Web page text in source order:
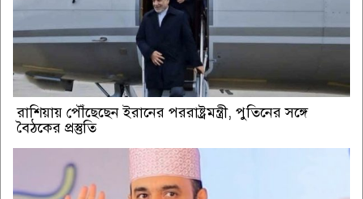
রাশিয়ায় পৌঁছেছেন ইরানের পররাষ্ট্রমন্ত্রী, পুতিনের সঙ্গে
বৈঠকের প্রস্তুতি